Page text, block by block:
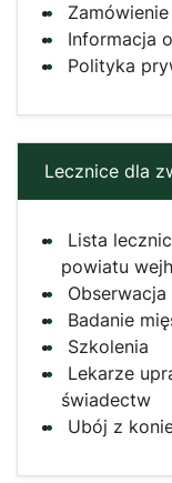
Informacja
Polityka
Lecznice dla
Lista
powiatu
Badanie
Szkolenia
Lekarze
świadectw
Ubój z